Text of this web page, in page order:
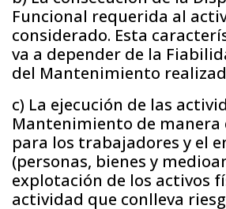
Funcional requerida al
considerado. Esta
va a depender de la
del Mantenimiento
c) La ejecución de las
Mantenimiento de manera
para los trabajadores y el
(personas, bienes y
explotación de los activos
actividad que conlleva